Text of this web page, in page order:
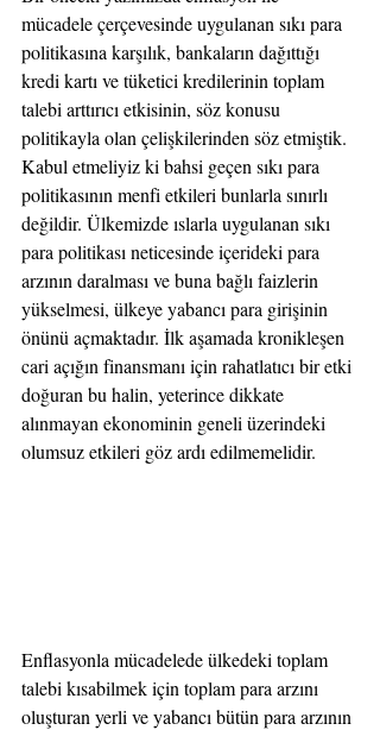
mücadele çerçevesinde uygulanan sıkı para
politikasına karşılık, bankaların dağıttığı
kredi kartı ve tüketici kredilerinin toplam
talebi arttırıcı etkisinin, söz konusu
politikayla olan çelişkilerinden söz etmiştik.
Kabul etmeliyiz ki bahsi geçen sıkı para
politikasının menfi etkileri bunlarla sınırlı
değildir. Ülkemizde ıslarla uygulanan sıkı
para politikası neticesinde içerideki para
arzının daralması ve buna bağlı faizlerin
yükselmesi, ülkeye yabancı para girişinin
önünü açmaktadır. İlk aşamada kronikleşen
cari açığın finansmanı için rahatlatıcı bir etki
doğuran bu halin, yeterince dikkate
alınmayan ekonominin geneli üzerindeki
olumsuz etkileri göz ardı edilmemelidir.
Enflasyonla mücadelede ülkedeki toplam
talebi kısabilmek için toplam para arzını
oluşturan yerli ve yabancı bütün para arzının